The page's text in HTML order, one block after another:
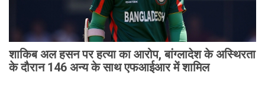
शाकिब अल हसन पर हत्या का आरोप, बांग्लादेश के अस्थिरता
के दौरान 146 अन्य के साथ एफआईआर में शामिल